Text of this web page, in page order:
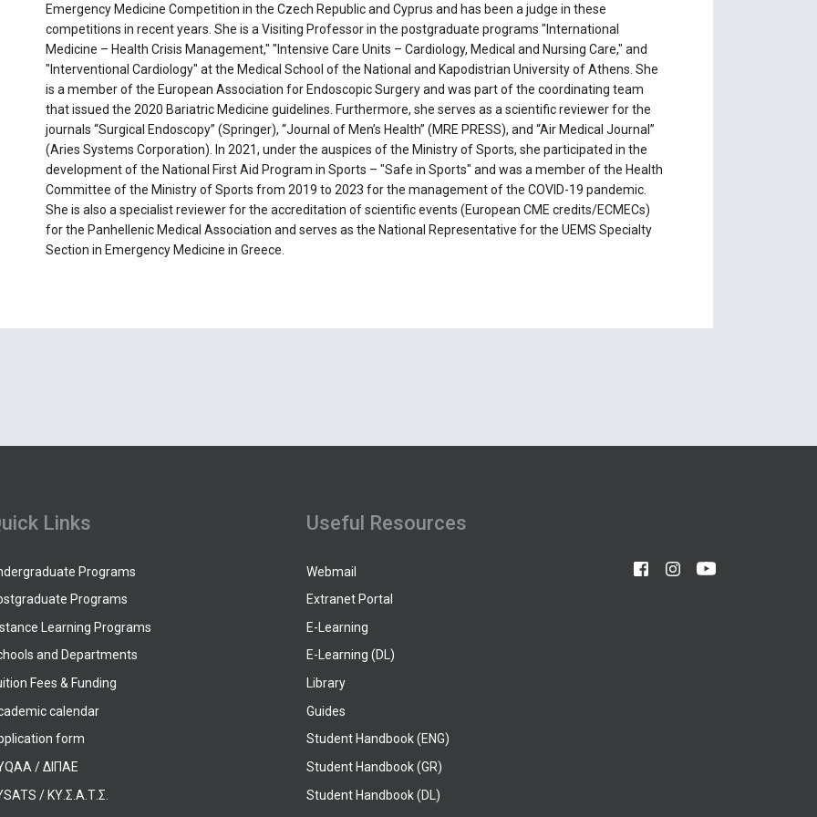
Emergency Medicine Competition in the Czech Republic and Cyprus and has been a judge in these
competitions in recent years. She is a Visiting Professor in the postgraduate programs "International
Medicine – Health Crisis Management," "Intensive Care Units – Cardiology, Medical and Nursing Care," and
"Interventional Cardiology" at the Medical School of the National and Kapodistrian University of Athens. She
is a member of the European Association for Endoscopic Surgery and was part of the coordinating team
that issued the 2020 Bariatric Medicine guidelines. Furthermore, she serves as a scientific reviewer for the
journals “Surgical Endoscopy” (Springer), “Journal of Men’s Health” (MRE PRESS), and “Air Medical Journal”
(Aries Systems Corporation). In 2021, under the auspices of the Ministry of Sports, she participated in the
development of the National First Aid Program in Sports – "Safe in Sports" and was a member of the Health
Committee of the Ministry of Sports from 2019 to 2023 for the management of the COVID-19 pandemic.
She is also a specialist reviewer for the accreditation of scientific events (European CME credits/ECMECs)
for the Panhellenic Medical Association and serves as the National Representative for the UEMS Specialty
Section in Emergency Medicine in Greece.
Links
Programs
Programs
Learning Programs
and Departments
Fees & Funding
calendar
form
/ ΔΙΠΑΕ
/ ΚΥ.Σ.Α.Τ.Σ.
Useful Resources
Webmail
Extranet Portal
E-Learning
E-Learning (DL)
Library
Guides
Student Handbook (ENG)
Student Handbook (GR)
Student Handbook (DL)